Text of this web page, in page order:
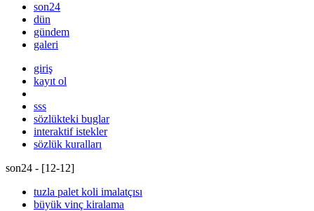
son24
dün
gündem
galeri
giriş
kayıt ol
sss
sözlükteki buglar
interaktif istekler
sözlük kuralları
son24 - [12-12]
tuzla palet koli imalatçısı
büyük vinç kiralama